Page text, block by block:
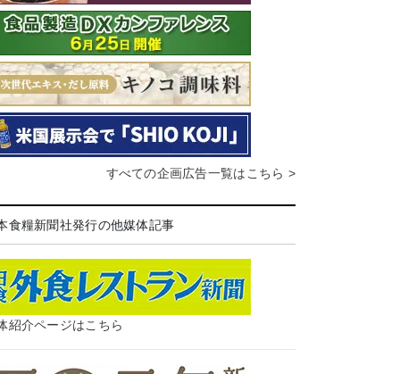
すべての企画広告一覧はこちら >
食糧新聞社発行の他媒体記事
紹介ページはこちら